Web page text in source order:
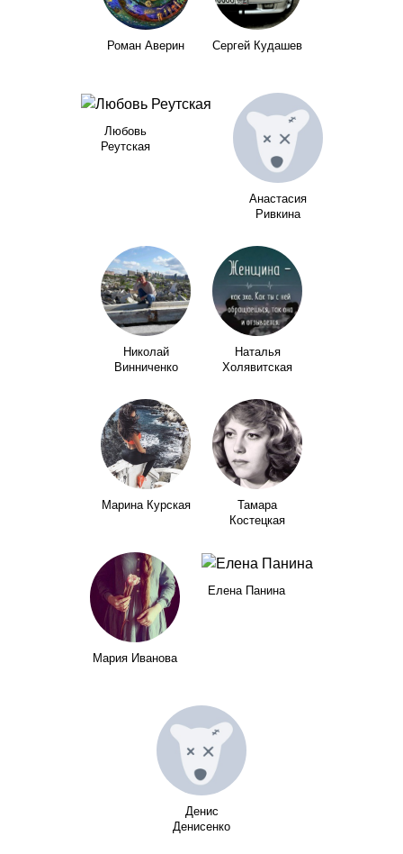
Роман Аверин Сергей Кудашев
Любовь
Реутская
Анастасия
Ривкина
Николай
Винниченко
Наталья
Холявитская
Марина Курская
Тамара
Костецкая
Мария Иванова
Елена Панина
Денис
Денисенко